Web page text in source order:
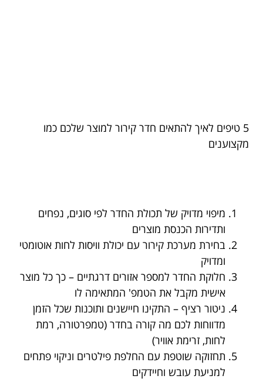
5 טיפים לאיך להתאים חדר קירור למוצר שלכם כמו
מקצוענים
מיפוי מדויק של תכולת החדר לפי סוגים, נפחים
ותדירות הכנסת מוצרים
בחירת מערכת קירור עם יכולת וויסות לחות אוטומטי
ומדויק
חלוקת החדר למספר אזורים דרגתיים – כך כל מוצר
אישית מקבל את הטמפ' המתאימה לו
ניטור רציף – התקינו חיישנים ותוכנות שכל הזמן
מדווחות לכם מה קורה בחדר (טמפרטורה, רמת
לחות, זרימת אוויר)
תחזוקה שוטפת עם החלפת פילטרים וניקוי פתחים
למניעת עובש וחיידקים